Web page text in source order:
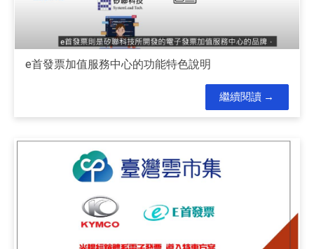
e首發票加值服務中心的功能特色說明
繼續閱讀